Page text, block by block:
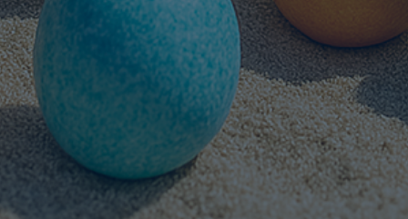
Acompanhe o
calendário de
eventos municipais